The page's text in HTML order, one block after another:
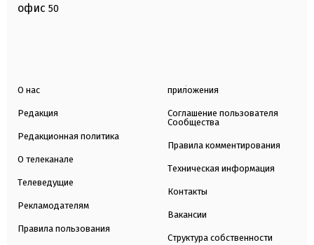
офис 50
О нас
Редакция
Редакционная политика
О телеканале
Телеведущие
Рекламодателям
Правила пользования
приложения
Соглашение пользователя
Сообщества
Правила комментирования
Техническая информация
Контакты
Вакансии
Структура собственности